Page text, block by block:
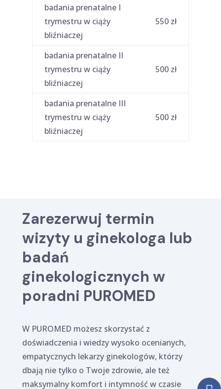
badania prenatalne I
trymestru w ciąży
bliźniaczej
550 zł
badania prenatalne II
trymestru w ciąży
bliźniaczej
500 zł
badania prenatalne III
trymestru w ciąży
bliźniaczej
500 zł
Zarezerwuj termin
wizyty u ginekologa lub
badań
ginekologicznych w
poradni PUROMED
W PUROMED możesz skorzystać z
doświadczenia i wiedzy wysoko ocenianych,
empatycznych lekarzy ginekologów, którzy
dbają nie tylko o Twoje zdrowie, ale też
maksymalny komfort i intymność w czasie